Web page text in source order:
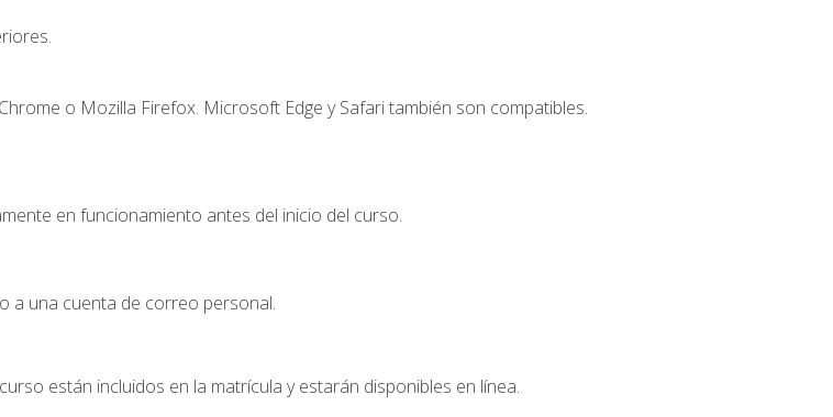
o Mozilla Firefox. Microsoft Edge y Safari también son compatibles.
en funcionamiento antes del inicio del curso.
a una cuenta de correo personal.
están incluidos en la matrícula y estarán disponibles en línea.